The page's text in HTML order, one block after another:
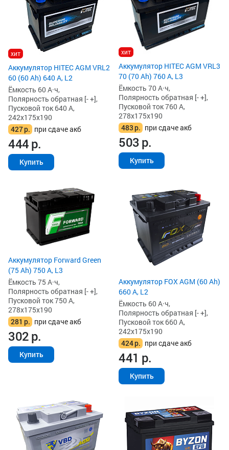
хит
Аккумулятор HITEC AGM VRL2
60 (60 Ah) 640 А, L2
Ёмкость 60 А·ч,
Полярность обратная [- +],
Пусковой ток 640 А,
242x175x190
427р. при сдаче акб
444р.
Купить
хит
Аккумулятор HITEC AGM VRL3
70 (70 Ah) 760 А, L3
Ёмкость 70 А·ч,
Полярность обратная [- +],
Пусковой ток 760 А,
278x175x190
483р. при сдаче акб
503р.
Купить
Аккумулятор Forward Green
(75 Ah) 750 А, L3
Ёмкость 75 А·ч,
Полярность обратная [- +],
Пусковой ток 750 А,
278x175x190
281 р. при сдаче акб
302р.
Купить
Аккумулятор FOX AGM (60 Ah)
660 А, L2
Ёмкость 60 А·ч,
Полярность обратная [- +],
Пусковой ток 660 А,
242x175x190
424р. при сдаче акб
441 р.
Купить